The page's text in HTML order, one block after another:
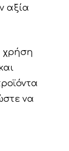
αξία
χρήση
να